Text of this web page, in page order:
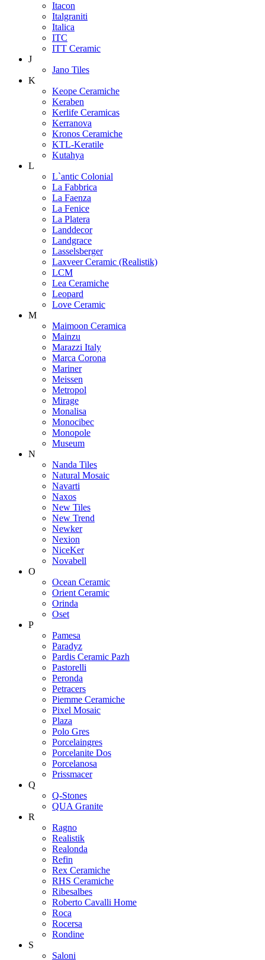
Itacon
Italgraniti
Italica
ITC
ITT Ceramic
J
Jano Tiles
K
Keope Ceramiche
Keraben
Kerlife Ceramicas
Kerranova
Kronos Ceramiche
KTL-Keratile
Kutahya
L
L`antic Colonial
La Fabbrica
La Faenza
La Fenice
La Platera
Landdecor
Landgrace
Lasselsberger
Laxveer Ceramic (Realistik)
LCM
Lea Ceramiche
Leopard
Love Ceramic
M
Maimoon Ceramica
Mainzu
Marazzi Italy
Marca Corona
Mariner
Meissen
Metropol
Mirage
Monalisa
Monocibec
Monopole
Museum
N
Nanda Tiles
Natural Mosaic
Navarti
Naxos
New Tiles
New Trend
Newker
Nexion
NiceKer
Novabell
O
Ocean Ceramic
Orient Ceramic
Orinda
Oset
P
Pamesa
Paradyz
Pardis Ceramic Pazh
Pastorelli
Peronda
Petracers
Piemme Ceramiche
Pixel Mosaic
Plaza
Polo Gres
Porcelaingres
Porcelanite Dos
Porcelanosa
Prissmacer
Q
Q-Stones
QUA Granite
R
Ragno
Realistik
Realonda
Refin
Rex Ceramiche
RHS Ceramiche
Ribesalbes
Roberto Cavalli Home
Roca
Rocersa
Rondine
S
Saloni